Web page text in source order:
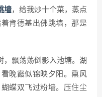
墙，给我炒十个菜，蒸点
肯德基出佛跳墙，那是
，飘荡荡倒影入池塘。湖
晚霞似锦映夕阳。熏风
蝶双飞过粉墙。压住尘